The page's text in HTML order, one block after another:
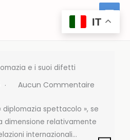
e i suoi difetti
Aucun Commentaire
diplomazia spettacolo », se
dimensione relativamente
internazionali…
IT